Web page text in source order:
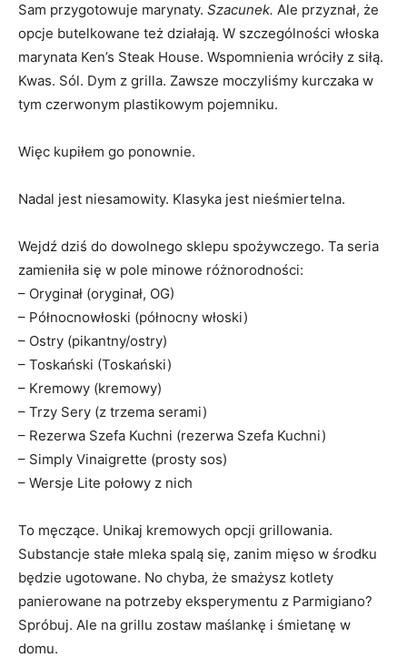
Sam przygotowuje marynaty. Szacunek. Ale przyznał, że
opcje butelkowane też działają. W szczególności włoska
marynata Ken’s Steak House. Wspomnienia wróciły z siłą.
Kwas. Sól. Dym z grilla. Zawsze moczyliśmy kurczaka w
tym czerwonym plastikowym pojemniku.
Więc kupiłem go ponownie.
Nadal jest niesamowity. Klasyka jest nieśmiertelna.
Wejdź dziś do dowolnego sklepu spożywczego. Ta seria
zamieniła się w pole minowe różnorodności:
– Oryginał (oryginał, OG)
– Północnowłoski (północny włoski)
– Ostry (pikantny/ostry)
– Toskański (Toskański)
– Kremowy (kremowy)
– Trzy Sery (z trzema serami)
– Rezerwa Szefa Kuchni (rezerwa Szefa Kuchni)
– Simply Vinaigrette (prosty sos)
– Wersje Lite połowy z nich
To męczące. Unikaj kremowych opcji grillowania.
Substancje stałe mleka spalą się, zanim mięso w środku
będzie ugotowane. No chyba, że ​​smażysz kotlety
panierowane na potrzeby eksperymentu z Parmigiano?
Spróbuj. Ale na grillu zostaw maślankę i śmietanę w
domu.